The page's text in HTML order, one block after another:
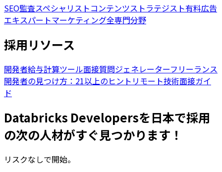
SEO監査スペシャリストコンテンツストラテジスト有料広告
エキスパートマーケティング全専門分野
採用リソース
開発者給与計算ツール面接質問ジェネレーターフリーランス
開発者の見つけ方：21以上のヒント リモート技術面接ガイ
ド
Databricks Developersを日本で採用
の次の人材がすぐ見つかります！
リスクなしで開始。